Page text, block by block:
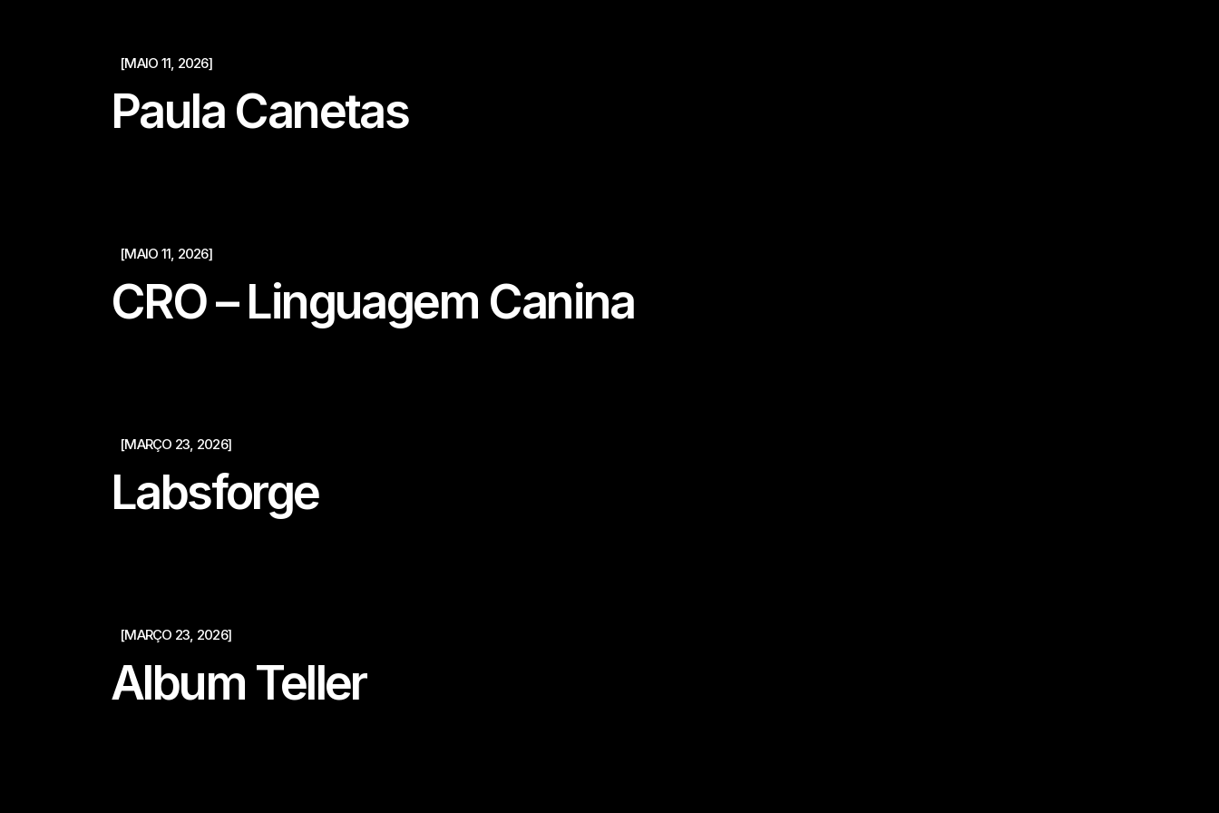
[MAIO 11, 2026]
Paula Canetas
[MAIO 11, 2026]
CRO – Linguagem Canina
[MARÇO 23, 2026]
Labsforge
[MARÇO 23, 2026]
Album Teller